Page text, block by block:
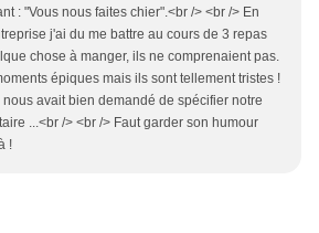
: "Vous nous faites chier".<br /> <br /> En
j'ai du me battre au cours de 3 repas
chose à manger, ils ne comprenaient pas.
épiques mais ils sont tellement tristes !
nous avait bien demandé de spécifier notre
...<br /> <br /> Faut garder son humour
!